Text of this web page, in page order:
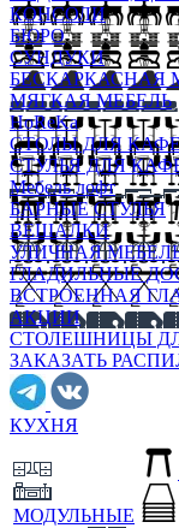
КОНСОЛИ
БЮРО
СУНДУКИ
БЕСКАРКАСНАЯ
МЯГКАЯ МЕБЕЛЬ
HoReKa
СТОЛЫ ДЛЯ
СТУЛЬЯ ДЛЯ
Мебель лофт
БАРНЫЕ СТУЛЬЯ
ВЕШАЛКИ
УЛИЧНАЯ
ГЛАДИЛЬНЫЕ
ВСТРОЕННАЯ
АКЦИИ
СТОЛЕШНИЦЫ
ЗАКАЗАТЬ
КУХНЯ
МОДУЛЬНЫЕ